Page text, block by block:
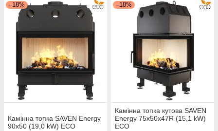
–18%
Камінна топка SAVEN Energy
90х50 (19,0 kW) ECO
–18%
Камінна топка кутова SAVEN
Energy 75х50х47R (15,1 kW)
ECO